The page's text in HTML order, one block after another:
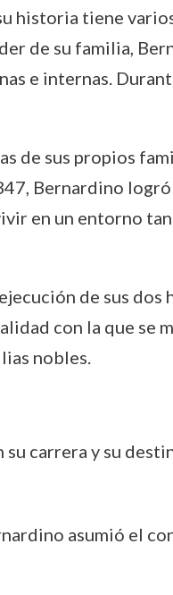
historia tiene
de su familia,
e internas.
de sus propios
Bernardino
en un entorno
de sus dos
con la que se
nobles.
carrera y su
asumió el